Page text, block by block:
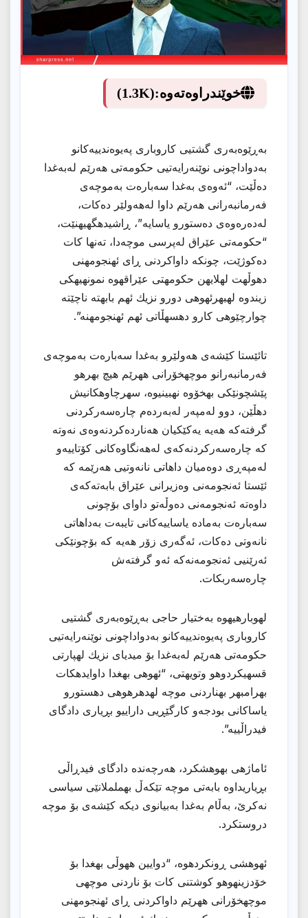
خوێندراوەتەوە:(1.3K)
بەڕێوەبەری گشتیی كاروباری پەیوەندییەكانو
بەدواداچونی نوێنەرایەتیی حكومەتی هەرێم لەبەغدا
دەڵێت، “ئەوەی بەغدا سەبارەت بەموچەی
فەرمانبەرانی هەرێم داوا لەهەولێر دەكات،
لەدەرەوەی دەستورو یاسایە”، ڕاشیدهگهیهنێت،
“حکومەتی عێراق لەپرسی موچەدا، تەنها كات
دەكوژێت، چونكه داواكردنی ڕای ئهنجومهنی
دهوڵهت لهلایهن حكومهتى عێراقهوه نمونهیهكى
زیندوه لهبهرئهوهى دورو نزیك ئهم بابهته ناچێته
چوارچێوهی كارو دهسهڵاتی ئهم ئهنجومهنه”.
تائێستا كێشەی هەولێرو بەغدا سەبارەت بەموچەی
فەرمانبەرانو موچهخۆرانى ههرێم هیچ بهرهو
پێشچونێكى بهخۆوه نهبینیوه، سهرچاوهكانیش
دهڵێن، دوو لەمپەر لەبەردەم چارەسەركردنی
گرفتەكە هەیە یەكێكیان هەناردەكردنەوەی نەوتە
كە چارەسەركردنەكەی لەهەنگاوەكانی كۆتاییەو
لەمپەڕی دوەمیان داهاتی نانەوتیی هەرێمه كە
ئێستا ئەنجومەنی وەزیرانی عێراق بابەتەكەی
داوەتە ئەنجومەنی دەوڵەتو داوای بۆچونی
سەبارەت بەمادە یاساییەكانی تایبەت بەداهاتی
نانەوتی دەكات، ئەگەری زۆر هەیە كە بۆچونێكی
ئەرێنیی ئەنجومەنەكە ئەو گرفتەش
چارەسەربكات.
لهوبارهیهوه بەختیار حاجی بەڕێوەبەری گشتیی
كاروباری پەیوەندییەكانو بەدواداچونی نوێنەرایەتیی
حكومەتی هەرێم لەبەغدا بۆ میدیاى نزیك لهپارتى
قسهیكردوهو وتویهتى، “ئهوهی بهغدا داوایدهكات
بهرامبهر بهناردنی موچه لهدهرهوهی دهستورو
یاساكانی بودجەو كارگێڕیی داراییو بڕیاری دادگای
فیدراڵییه”.
ئاماژهى بهوهشكرد، هەرچەندە دادگای فیدڕاڵی
بڕیاریداوە بابەتی موچە تێكەڵ بهململانێی سیاسی
نەكرێ، بەڵام بەغدا بەبیانوی دیكە كێشەی بۆ موچە
دروستكرد.
ئهوهشى ڕونكردهوه، “دوایین ههوڵی بهغدا بۆ
خۆدزینهوهو كوشتنی كات بۆ ناردنی موچهی
موچهخۆرانی ههرێم داواكردنی ڕای ئهنجومهنی